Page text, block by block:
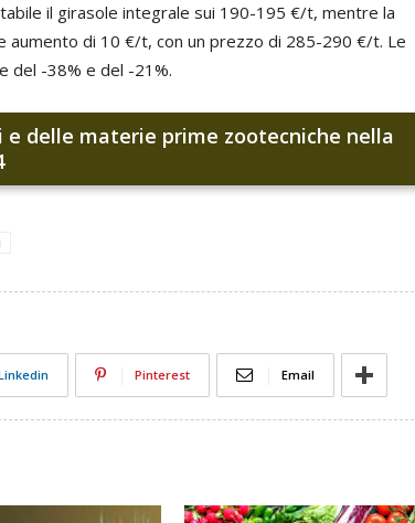
il girasole integrale sui 190-195 €/t, mentre la
di 10 €/t, con un prezzo di 285-290 €/t. Le
del -38% e del -21%.
delle materie prime zootecniche nella
Pinterest Email